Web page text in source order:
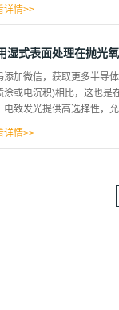
。大盖板尺寸为80 毫米 &...
米的正方形样品
水的1：1：6（按体积）
于异丙醇（丙醇）、氢氧
在硅的纹理形成过程中
过程，形成了单硅酸。 图
详情>>
湿式表面处理在抛光
添加微信，获取更多半导
涂或电沉积)相比，这也是
电致发光提供高选择性，
处理的效果。然后，在氧
详情>>